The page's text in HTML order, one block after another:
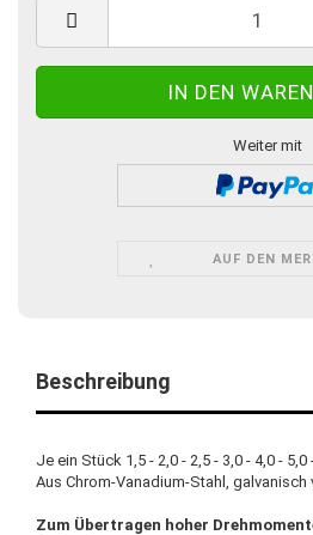
Weiter mit
AUF DEN
Beschreibung
Je ein Stück 1,5 - 2,0 - 2,5 - 3,0 - 4,0 - 5,0
Aus Chrom-Vanadium-Stahl, galvanisch
Zum Übertragen hoher